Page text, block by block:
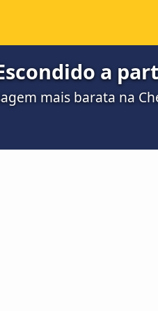
a
mais barata na